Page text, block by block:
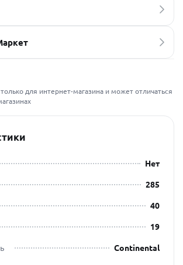
для интернет-магазина и может отличаться
Нет
285
40
19
Continental